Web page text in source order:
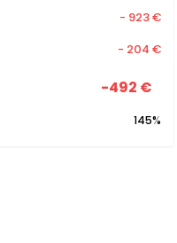
- 923 €
- 204 €
-492 €
145%